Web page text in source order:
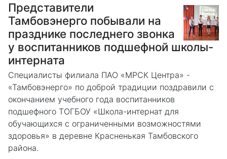
Представители
Тамбовэнерго побывали на
празднике последнего звонка
у воспитанников подшефной школы-
интерната
Специалисты филиала ПАО «МРСК Центра» -
«Тамбовэнерго» по доброй традиции поздравили с
окончанием учебного года воспитанников
подшефного ТОГБОУ «Школа-интернат для
обучающихся с ограниченными возможностями
здоровья» в деревне Красненькая Тамбовского
района.